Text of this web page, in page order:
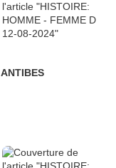
RETOUR SUR LE PASSE: MARINELAND ANTIBES